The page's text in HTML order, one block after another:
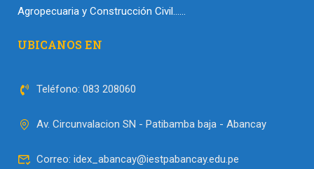
Agropecuaria y Construcción Civil……
UBICANOS EN
Teléfono: 083 208060
Av. Circunvalacion SN - Patibamba baja - Abancay
Correo: idex_abancay@iestpabancay.edu.pe